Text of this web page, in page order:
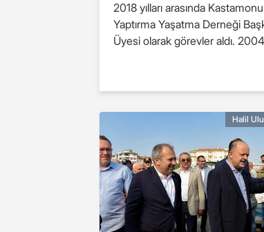
2018 yılları arasında
Yaptırma Yaşatma Derneği
Üyesi olarak görevler aldı.
Halil